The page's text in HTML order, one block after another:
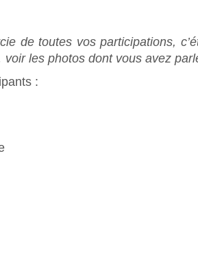
de toutes vos participations,
voir les photos dont vous avez
: